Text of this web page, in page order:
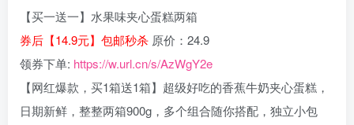
【买一送一】水果味夹心蛋糕两箱
券后【14.9元】包邮秒杀 原价：24.9
领券下单: https://w.url.cn/s/AzWgY2e
【网红爆款，买1箱送1箱】超级好吃的香蕉牛奶夹心蛋糕，
日期新鲜，整整两箱900g，多个组合随你搭配，独立小包